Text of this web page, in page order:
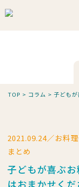
TOP > コラム > 子ども
2021.09.24／お料
まとめ
子どもが喜ぶ
はおまかせく